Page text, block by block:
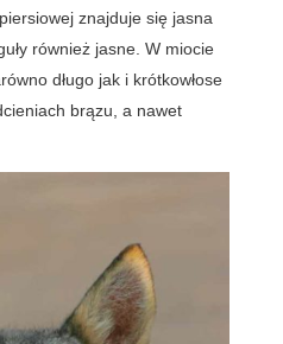
znajduje się jasna
również jasne. W miocie
długo jak i krótkowłose
brązu, a nawet